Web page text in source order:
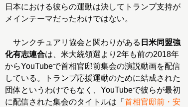
日本における彼らの運動は決してトランプ支持が
メインテーマだったわけではない。
サンクチュアリ協会と関わりがある 日米同盟強
化有志連合は、米大統領選より2年も前の2018年
からYouTubeで首相官邸前集会の演説動画を配信
している。トランプ応援運動のために結成された
団体というわけでもなく、YouTubeで彼らが最初
に配信された集会のタイトルは「 首相官邸前・安